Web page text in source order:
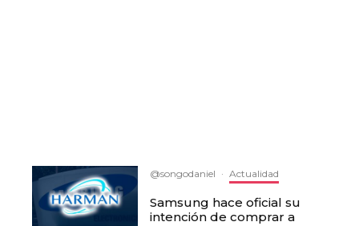
@songodaniel · Actualidad
Samsung hace oficial su
intención de comprar a